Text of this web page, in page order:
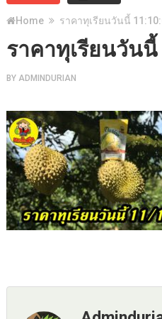
Home ราคาทุเรียนวันนี้
ราคาทุเรียนวันนี้
BY ADMINDURIAN